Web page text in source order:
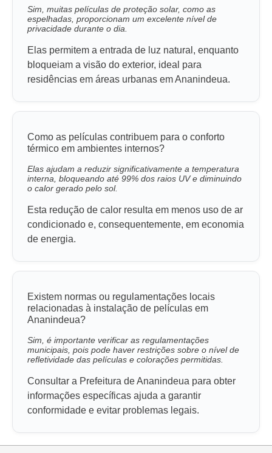
Sim, muitas películas de proteção solar, como as
espelhadas, proporcionam um excelente nível de
privacidade durante o dia.
Elas permitem a entrada de luz natural, enquanto
bloqueiam a visão do exterior, ideal para
residências em áreas urbanas em Ananindeua.
Como as películas contribuem para o conforto
térmico em ambientes internos?
Elas ajudam a reduzir significativamente a temperatura
interna, bloqueando até 99% dos raios UV e diminuindo
o calor gerado pelo sol.
Esta redução de calor resulta em menos uso de ar
condicionado e, consequentemente, em economia
de energia.
Existem normas ou regulamentações locais
relacionadas à instalação de películas em
Ananindeua?
Sim, é importante verificar as regulamentações
municipais, pois pode haver restrições sobre o nível de
refletividade das películas e colorações permitidas.
Consultar a Prefeitura de Ananindeua para obter
informações específicas ajuda a garantir
conformidade e evitar problemas legais.